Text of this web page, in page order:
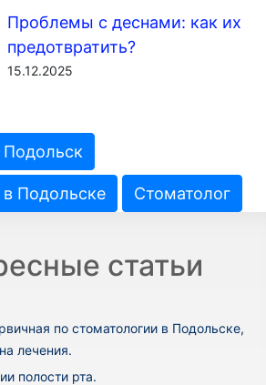
Проблемы с деснами: как их
предотвратить?
15.12.2025
Подольск
Подольске Стоматолог
статьи
по стоматологии в Подольске,
лечения.
полости рта.